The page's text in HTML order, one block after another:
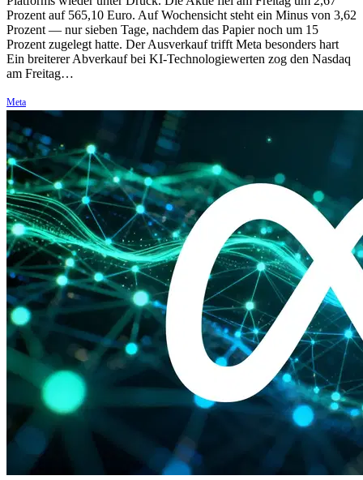
Prozent auf 565,10 Euro. Auf Wochensicht steht ein Minus von 3,62
Prozent — nur sieben Tage, nachdem das Papier noch um 15
Prozent zugelegt hatte. Der Ausverkauf trifft Meta besonders hart
Ein breiterer Abverkauf bei KI-Technologiewerten zog den Nasdaq
am Freitag…
Meta